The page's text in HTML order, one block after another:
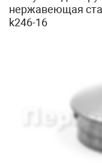
нержавеющая
k246-16